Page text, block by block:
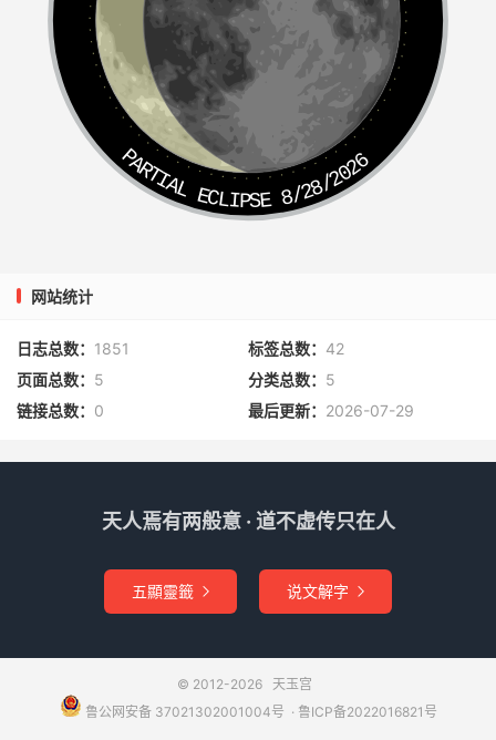
PARTIAL ECLIPSE 8/28/2026
网站统计
日志总数： 1851 标签总数： 42
页面总数： 5 分类总数： 5
链接总数： 0 最后更新： 2026-07-29
天人焉有两般意 · 道不虚传只在人
五顯靈籤  说文解字 
© 2012-2026 天玉宫
鲁公网安备 37021302001004号 ​​​ · 鲁ICP备2022016821号